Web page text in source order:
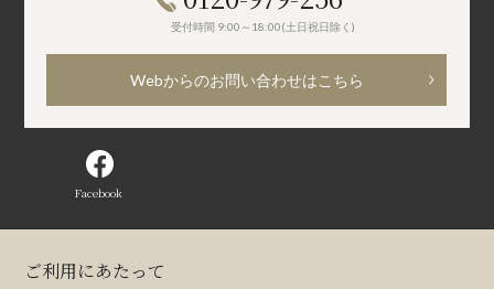
受付時間 9:00～18:00(土日祝日除く)
Webからのお問い合わせはこちら
Facebook
ご利用にあたって